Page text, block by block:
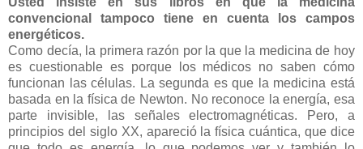
convencional tampoco tiene en cuenta los campos
energéticos.
Como decía, la primera razón por la que la medicina de hoy
es cuestionable es porque los médicos no saben cómo
funcionan las células. La segunda es que la medicina está
basada en la física de Newton. No reconoce la energía, esa
parte invisible, las señales electromagnéticas. Pero, a
principios del siglo XX, apareció la física cuántica, que dice